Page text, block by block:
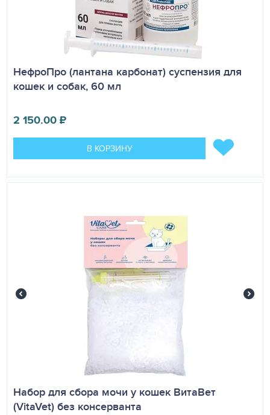
НефроПро (лантана карбонат) суспензия для
кошек и собак, 60 мл
2 150.00₽
В КОРЗИНУ
Набор для сбора мочи у кошек ВитаВет
(VitaVet) без консерванта